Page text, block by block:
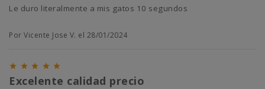
Le duro literalmente a mis gatos 10 segundos
Por Vicente Jose V. el 28/01/2024
    
Excelente calidad precio